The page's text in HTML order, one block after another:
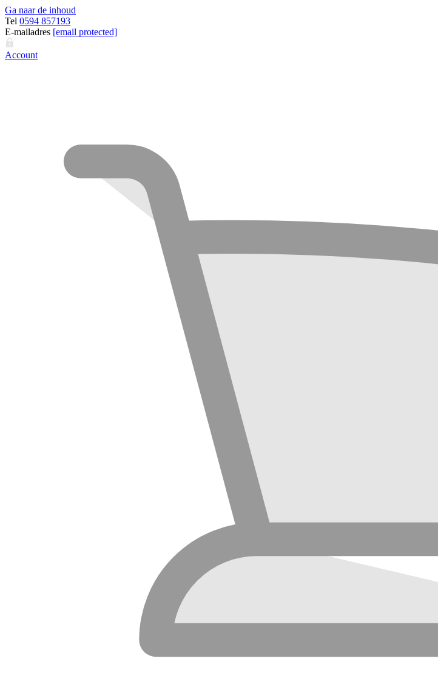
Ga naar de inhoud
Tel 0594 857193
E-mailadres [email protected]
Account